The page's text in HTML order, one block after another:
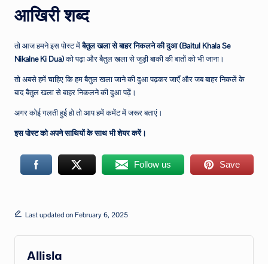
आखिरी शब्द
तो आज हमने इस पोस्ट मेंबैतुल खला से बाहर निकलने की दुआ (Baitul Khala Se
Nikalne Ki Dua)को पढ़ा और बैतुल खला से जुड़ी बाकी की बातों को भी जाना।
तो अबसे हमें चाहिए कि हम बैतुल खला जाने की दुआ पढ़कर जाएँ और जब बाहर निकलें के
बाद बैतुल खला से बाहर निकलने की दुआ पढ़ें।
अगर कोई गलती हुई हो तो आप हमें कमेंट में जरूर बताएं।
इस पोस्ट को अपने साथियों के साथ भी शेयर करें।
Follow us Save
Last updated on February 6, 2025
Allisla